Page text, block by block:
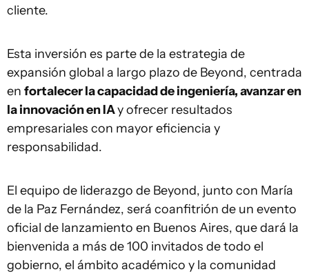
cliente.
Esta inversión es parte de la estrategia de
expansión global a largo plazo de Beyond, centrada
en fortalecer la capacidad de ingeniería, avanzar en
la innovación en IAy ofrecer resultados
empresariales con mayor eficiencia y
responsabilidad.
El equipo de liderazgo de Beyond, junto con María
de la Paz Fernández, será coanfitrión de un evento
oficial de lanzamiento en Buenos Aires, que dará la
bienvenida a más de 100 invitados de todo el
gobierno, el ámbito académico y la comunidad